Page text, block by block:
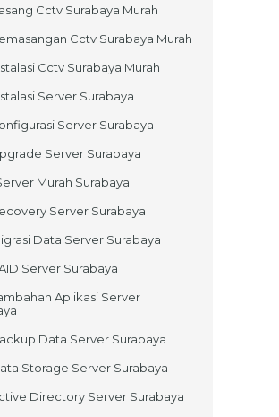
Cctv Surabaya Murah
Cctv Surabaya Murah
Cctv Surabaya Murah
Server Surabaya
Server Surabaya
Server Surabaya
Murah Surabaya
Server Surabaya
Data Server Surabaya
Server Surabaya
Aplikasi Server
Data Server Surabaya
Storage Server Surabaya
Directory Server Surabaya